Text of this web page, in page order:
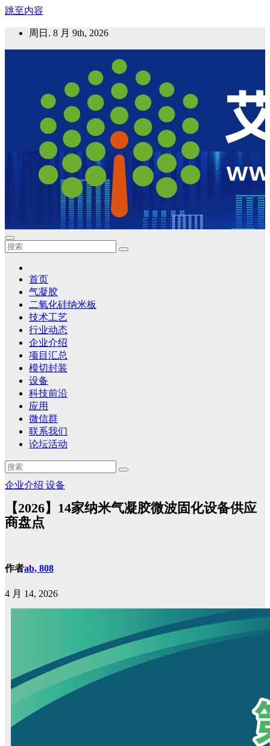
跳至内容
周日. 8 月 9th, 2026
艾邦气凝胶论坛
气凝胶材料及应用，产业链动态；气凝胶在新能源如锂电、储
首页
气凝胶
二氧化硅纳米板
技术工艺
行业动态
企业介绍
项目汇总
模切封装
设备
科技前沿
应用
微信群
联系我们
论坛活动
企业介绍 设备
【2026】14家纳米气凝胶微波固化设备供应
商盘点
作者ab, 808
4 月 14, 2026